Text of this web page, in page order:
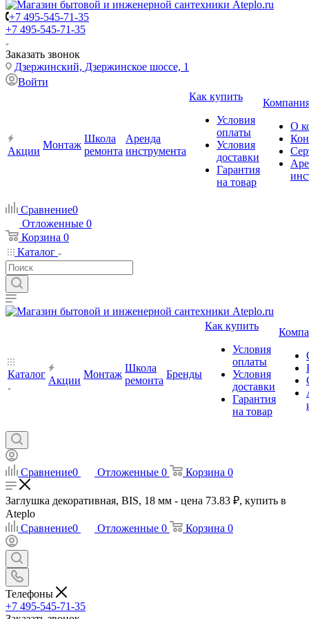
+7 495-545-71-35
+7 495-545-71-35
Заказать звонок
Дзержинский, Дзержинское шоссе, 1
Войти
Акции
Монтаж
Школа
ремонта
Аренда
инструмента
Как купить
Условия
оплаты
Условия
доставки
Гарантия
на товар
О
Сравнение0
Отложенные 0
Корзина 0
Каталог
Каталог
Акции
Монтаж
Школа
ремонта
Бренды
Как купить
Условия
оплаты
Условия
доставки
Гарантия
на товар
Сравнение0 Отложенные 0 Корзина 0
Заглушка декоративная, BIS, 18 мм - цена 73.83 ₽, купить в
Ateplo
Сравнение0 Отложенные 0 Корзина 0
Телефоны
+7 495-545-71-35